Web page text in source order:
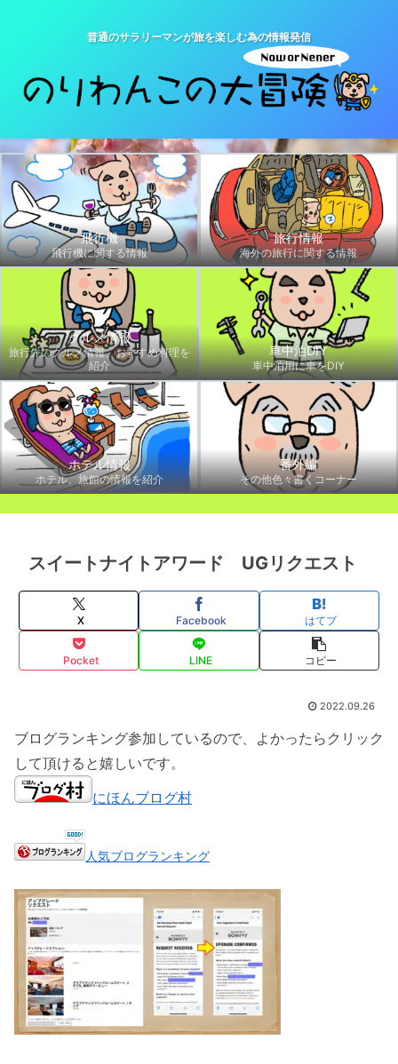
普通のサラリーマンが旅を楽しむ為の情報発信
飛行機
飛行機に関する情報
旅行情報
海外の旅行に関する情報
グルメ情報
旅行先のグルメ情報、おすすめ料理を
紹介
車中泊DIY
車中泊用に車をDIY
ホテル情報
ホテル、旅館の情報を紹介
番外編
その他色々書くコーナー
スイートナイトアワード UGリクエスト
X Facebook はてブ
Pocket LINE コピー
2022.09.26
ブログランキング参加しているので、よかったらクリック
して頂けると嬉しいです。
にほんブログ村
人気ブログランキング